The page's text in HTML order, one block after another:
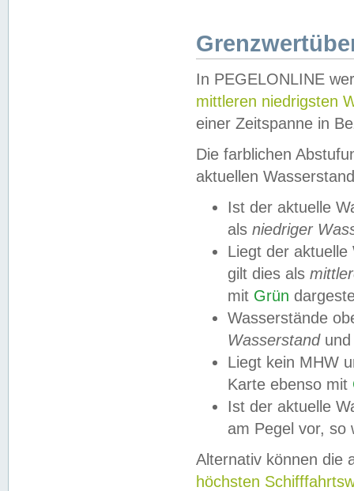
In PEGELONLINE
mittleren niedrigsten
einer Zeitspanne in
Die farblichen
aktuellen
Ist der aktuelle
als niedriger
Liegt der
gilt dies als
mit Grün
Wasserstände
Wasserstandund
Liegt kein MHW
Karte ebenso mit
Ist der aktuelle
am Pegel vor,
Alternativ können die
höchsten